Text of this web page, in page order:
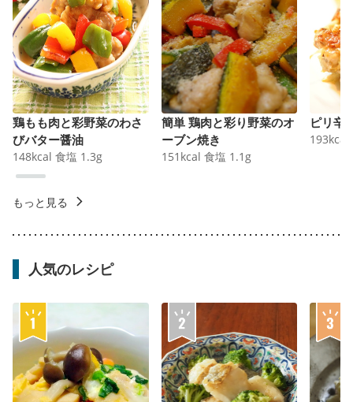
鶏もも肉と彩野菜のわさ
びバター醤油
148kcal 食塩 1.3g
簡単 鶏肉と彩り野菜のオ
ーブン焼き
151 kcal 食塩 1.1 g
ピリ辛
193kcal
もっと見る
人気のレシピ